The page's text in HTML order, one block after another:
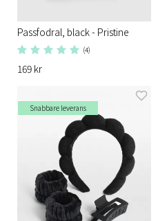
Passfodral, black - Pristine
(4)
169 kr
Snabbare leverans